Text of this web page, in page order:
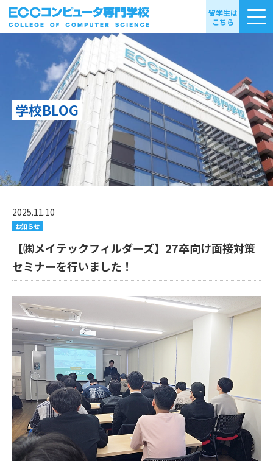
留学生は
こちら
学校BLOG
2025.11.10
お知らせ
【㈱メイテックフィルダーズ】27卒向け面接対策
セミナーを行いました！